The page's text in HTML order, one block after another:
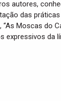
autores,
das
Moscas do
expressivos da